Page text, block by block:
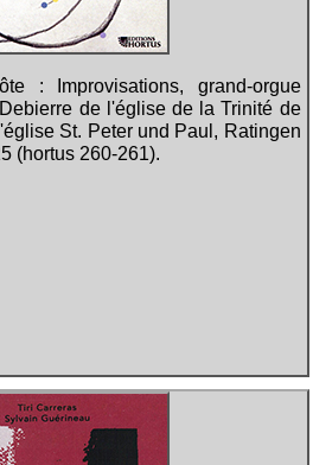
: Improvisations, grand-orgue
de l'église de la Trinité de
St. Peter und Paul, Ratingen
(hortus 260-261).